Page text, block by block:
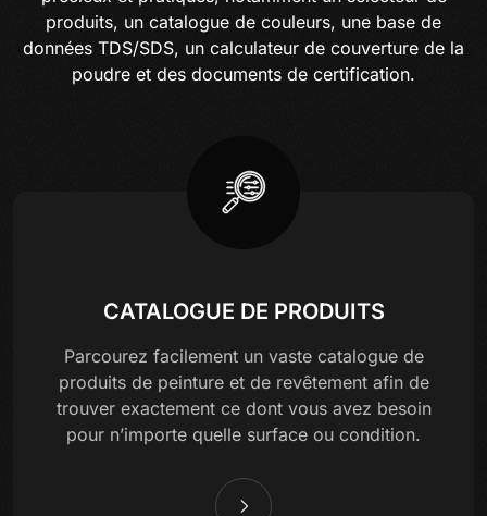
produits, un catalogue de couleurs, une base de
données TDS/SDS, un calculateur de couverture de la
poudre et des documents de certification.
CATALOGUE DE PRODUITS
Parcourez facilement un vaste catalogue de
produits de peinture et de revêtement afin de
trouver exactement ce dont vous avez besoin
pour n’importe quelle surface ou condition.